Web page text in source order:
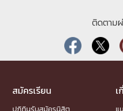
ติดตาม
สมัครเรียน